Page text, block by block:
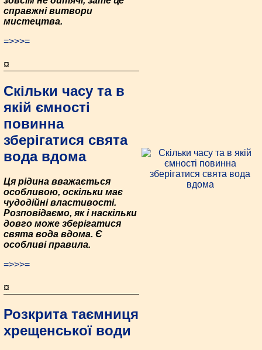
справжні витвори
мистецтва.
=>>>=
¤
Скільки часу та в
якій ємності
повинна
зберігатися свята
вода вдома
Ця рідина вважається
особливою, оскільки має
чудодійні властивості.
Розповідаємо, як і наскільки
довго може зберігатися
свята вода вдома. Є
особливі правила.
=>>>=
¤
Розкрита таємниця
хрещенської води